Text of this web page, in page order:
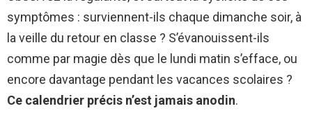
symptômes : surviennent-ils chaque dimanche soir, à
la veille du retour en classe ? S’évanouissent-ils
comme par magie dès que le lundi matin s’efface, ou
encore davantage pendant les vacances scolaires ?
Ce calendrier précis n’est jamais anodin.